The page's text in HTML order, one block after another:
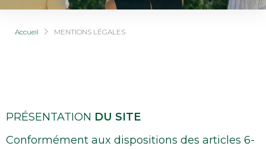
Accueil MENTIONS LÉGALES
PRÉSENTATION DU SITE
Conformément aux dispositions des articles 6-